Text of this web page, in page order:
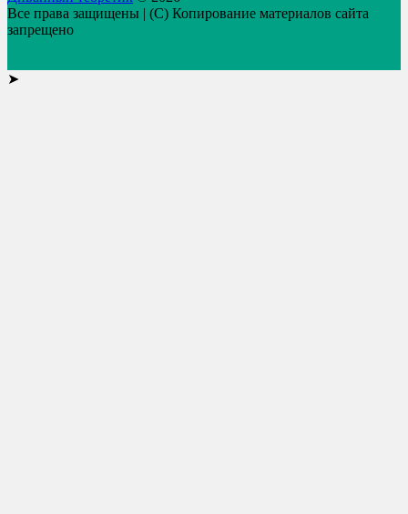
Все права защищены | (C) Копирование материалов сайта
запрещено
➤